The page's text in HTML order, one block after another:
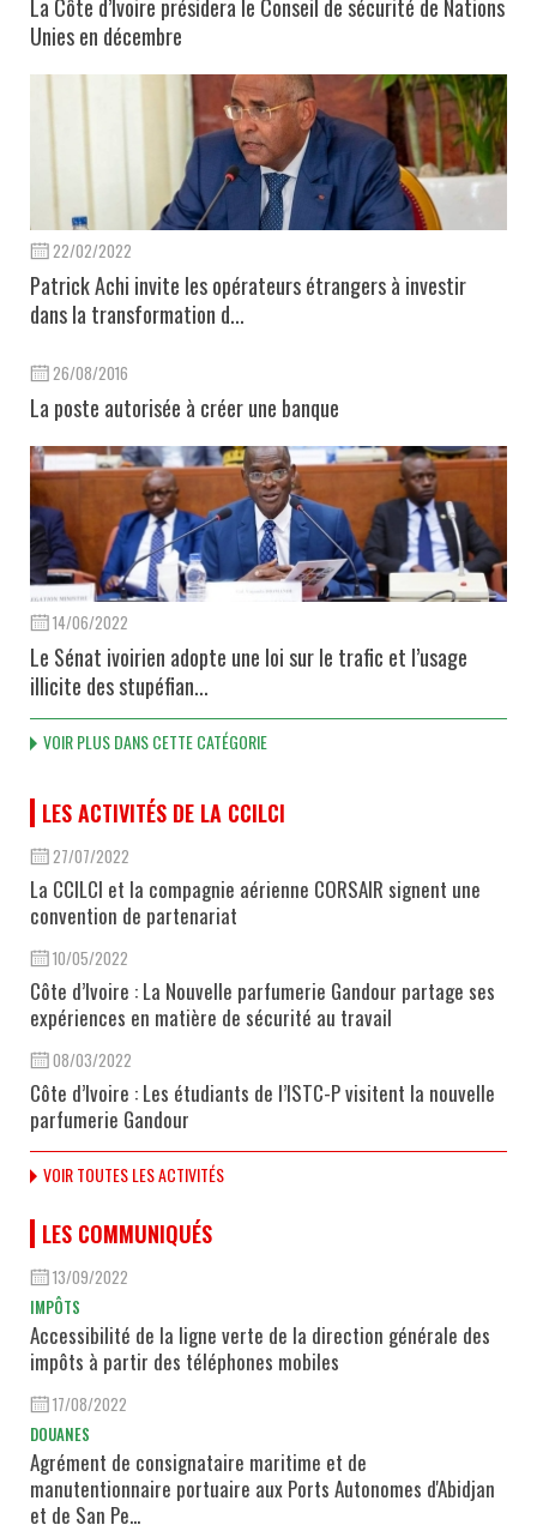
La Côte d’Ivoire présidera le Conseil de sécurité de Nations
Unies en décembre
22/02/2022
Patrick Achi invite les opérateurs étrangers à investir
dans la transformation d...
26/08/2016
La poste autorisée à créer une banque
14/06/2022
Le Sénat ivoirien adopte une loi sur le trafic et l’usage
illicite des stupéfian...
VOIR PLUS DANS CETTE CATÉGORIE
LES ACTIVITÉS DE LA CCILCI
27/07/2022
La CCILCI et la compagnie aérienne CORSAIR signent une
convention de partenariat
10/05/2022
Côte d’Ivoire : La Nouvelle parfumerie Gandour partage ses
expériences en matière de sécurité au travail
08/03/2022
Côte d’Ivoire : Les étudiants de l’ISTC-P visitent la nouvelle
parfumerie Gandour
VOIR TOUTES LES ACTIVITÉS
LES COMMUNIQUÉS
13/09/2022
IMPÔTS
Accessibilité de la ligne verte de la direction générale des
impôts à partir des téléphones mobiles
17/08/2022
DOUANES
Agrément de consignataire maritime et de
manutentionnaire portuaire aux Ports Autonomes d'Abidjan
et de San Pe...